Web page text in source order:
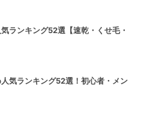
ランキング52選【速乾・くせ毛・
気ランキング52選！初心者・メン